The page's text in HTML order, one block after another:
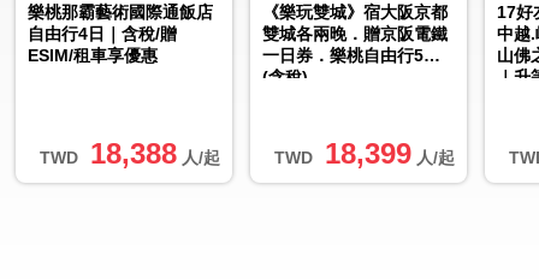
TWD 18,388 人/起
樂桃那霸藝術國際通飯店
自由行4日｜含稅/贈
ESIM/租車享優惠
TWD 18,399 人/起
《樂玩雙城》宿大阪京都
雙城各兩晚．贈京阪電鐵
一日券．樂桃自由行5日
(含稅)
17好
中越.
山佛
｜